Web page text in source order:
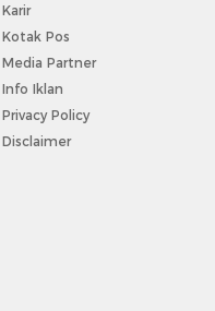
Karir
Kotak Pos
Media Partner
Info Iklan
Privacy Policy
Disclaimer